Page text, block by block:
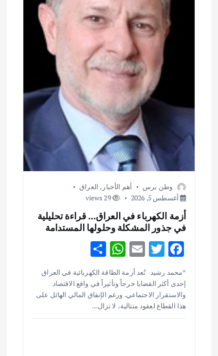
وطن برس أهم الأخبار , العراق
أغسطس 5, 2026
29 views
أزمة الكهرباء في العراق… قراءة تحليلية
في جذور المشكلة وحلولها المستدامة
F
e
b
o
T
w
it
te
r
E
m
ai
l
W
h
at
s
A
S
h
ar
e
*محمد رشيد تُعد أزمة الطاقة الكهربائية في العراق
إحدى أكثر القضايا حرجاً وتأثيراً في واقع الاقتصاد
والاستقرار الاجتماعي. ورغم الإنفاق المالي الهائل على
هذا القطاع لعقود متتالية، لا تزال…
اختتام ورشة السينوغرافيا في مدينة كلباء الاماراتية
أغسطس 3, 2026